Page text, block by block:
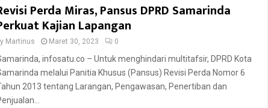
Perda Miras, Pansus DPRD Samarinda
Kajian Lapangan
Martinus Maret 30, 2023 0
infosatu.co – Untuk menghindari multitafsir, DPRD Kota
melalui Panitia Khusus (Pansus) Revisi Perda Nomor 6
2013 tentang Larangan, Pengawasan, Penertiban dan